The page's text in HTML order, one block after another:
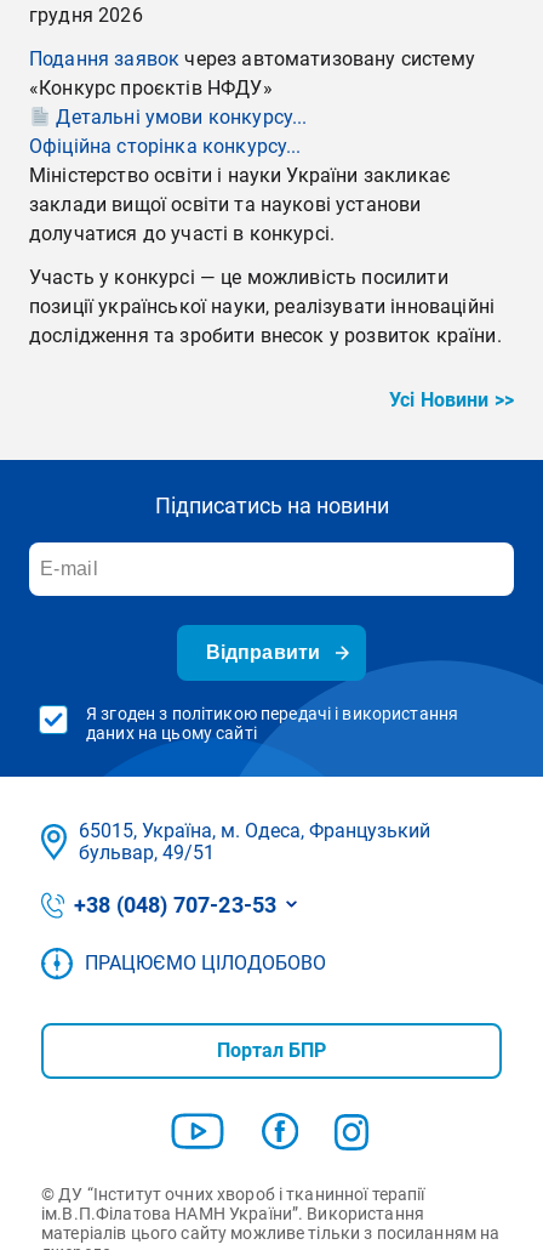
грудня 2026
Подання заявокчерез автоматизовану систему
«Конкурс проєктів НФДУ»
Детальні умови конкурсу...
Офіційна сторінка конкурсу...
Міністерство освіти і науки України закликає
заклади вищої освіти та наукові установи
долучатися до участі в конкурсі.
Участь у конкурсі — це можливість посилити
позиції української науки, реалізувати інноваційні
дослідження та зробити внесок у розвиток країни.
Усі Новини >>
Підписатись на новини
Відправити
Я згоден з політикою передачі і використання
даних на цьому сайті
65015, Україна, м. Одеса, Французький
бульвар, 49/51
+38 (048) 707-23-53
ПРАЦЮЄМО ЦІЛОДОБОВО
Портал БПР
© ДУ “Інститут очних хвороб і тканинної терапії
ім.В.П.Філатова НАМН України”. Використання
матеріалів цього сайту можливе тільки з посиланням на